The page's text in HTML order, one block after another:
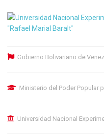
Gobierno Bolivariano de
Ministerio del Poder Popular
Universidad Nacional